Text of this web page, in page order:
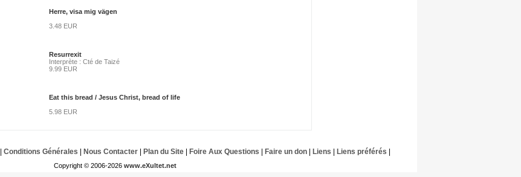
Herre, visa mig vägen
3.48 EUR
Resurrexit
Interprète : Cté de Taizé
9.99 EUR
Eat this bread / Jesus Christ, bread of life
5.98 EUR
Conditions Générales Nous Contacter| Plan du Site| Foire Aux Questions Faire un don| Liens Liens préférés
Copyright © 2006-2026 www.eXultet.net